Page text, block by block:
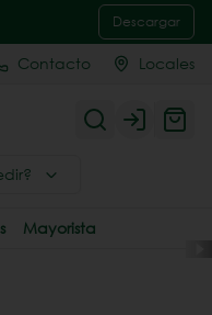
Descargar
Contacto Locales
Login
Mayorista